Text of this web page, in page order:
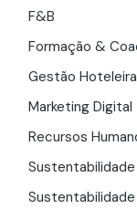
F&B
Formação &
Gestão Hoteleira
Marketing Digital
Recursos
Sustentabilidade
Sustentabilidade